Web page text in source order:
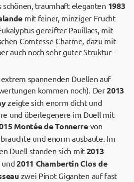
traumhaft eleganten 1983
mit feiner, minziger Frucht
gereifter Pauillacs, mit
Comtesse Charme, dazu mit
auch noch sehr guter Struktur -
spannenden Duellen auf
kommen noch). Der2013
zeigte sich enorm dicht und
und überlegenere im Duell mit
Montée de Tonnerre von
und enorm ausbaute. Im
Duell standen sich mit 2013
und2011 Chambertin Clos de
zwei Pinot Giganten auf fast